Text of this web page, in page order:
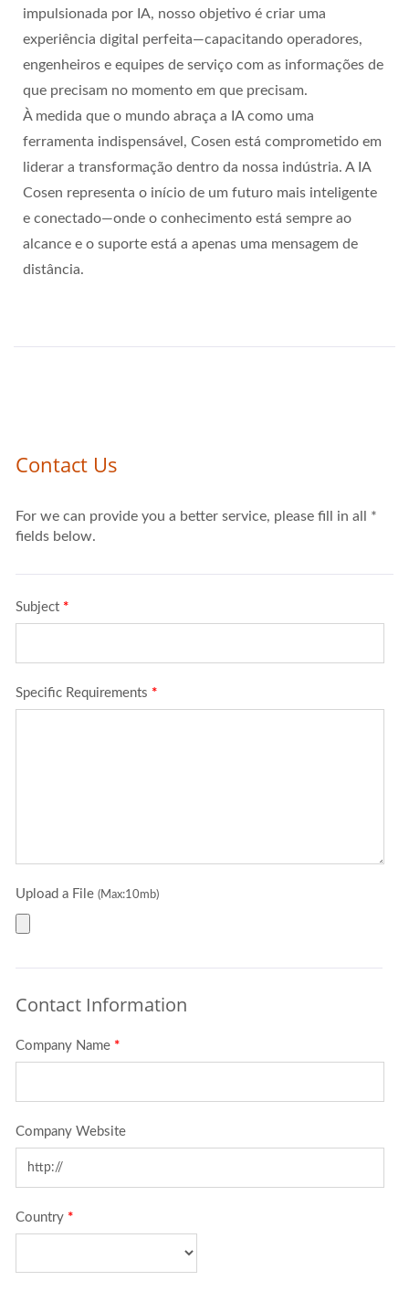
impulsionada por IA, nosso objetivo é criar uma
experiência digital perfeita—capacitando operadores,
engenheiros e equipes de serviço com as informações de
que precisam no momento em que precisam.
À medida que o mundo abraça a IA como uma
ferramenta indispensável, Cosen está comprometido em
liderar a transformação dentro da nossa indústria. A IA
Cosen representa o início de um futuro mais inteligente
e conectado—onde o conhecimento está sempre ao
alcance e o suporte está a apenas uma mensagem de
distância.